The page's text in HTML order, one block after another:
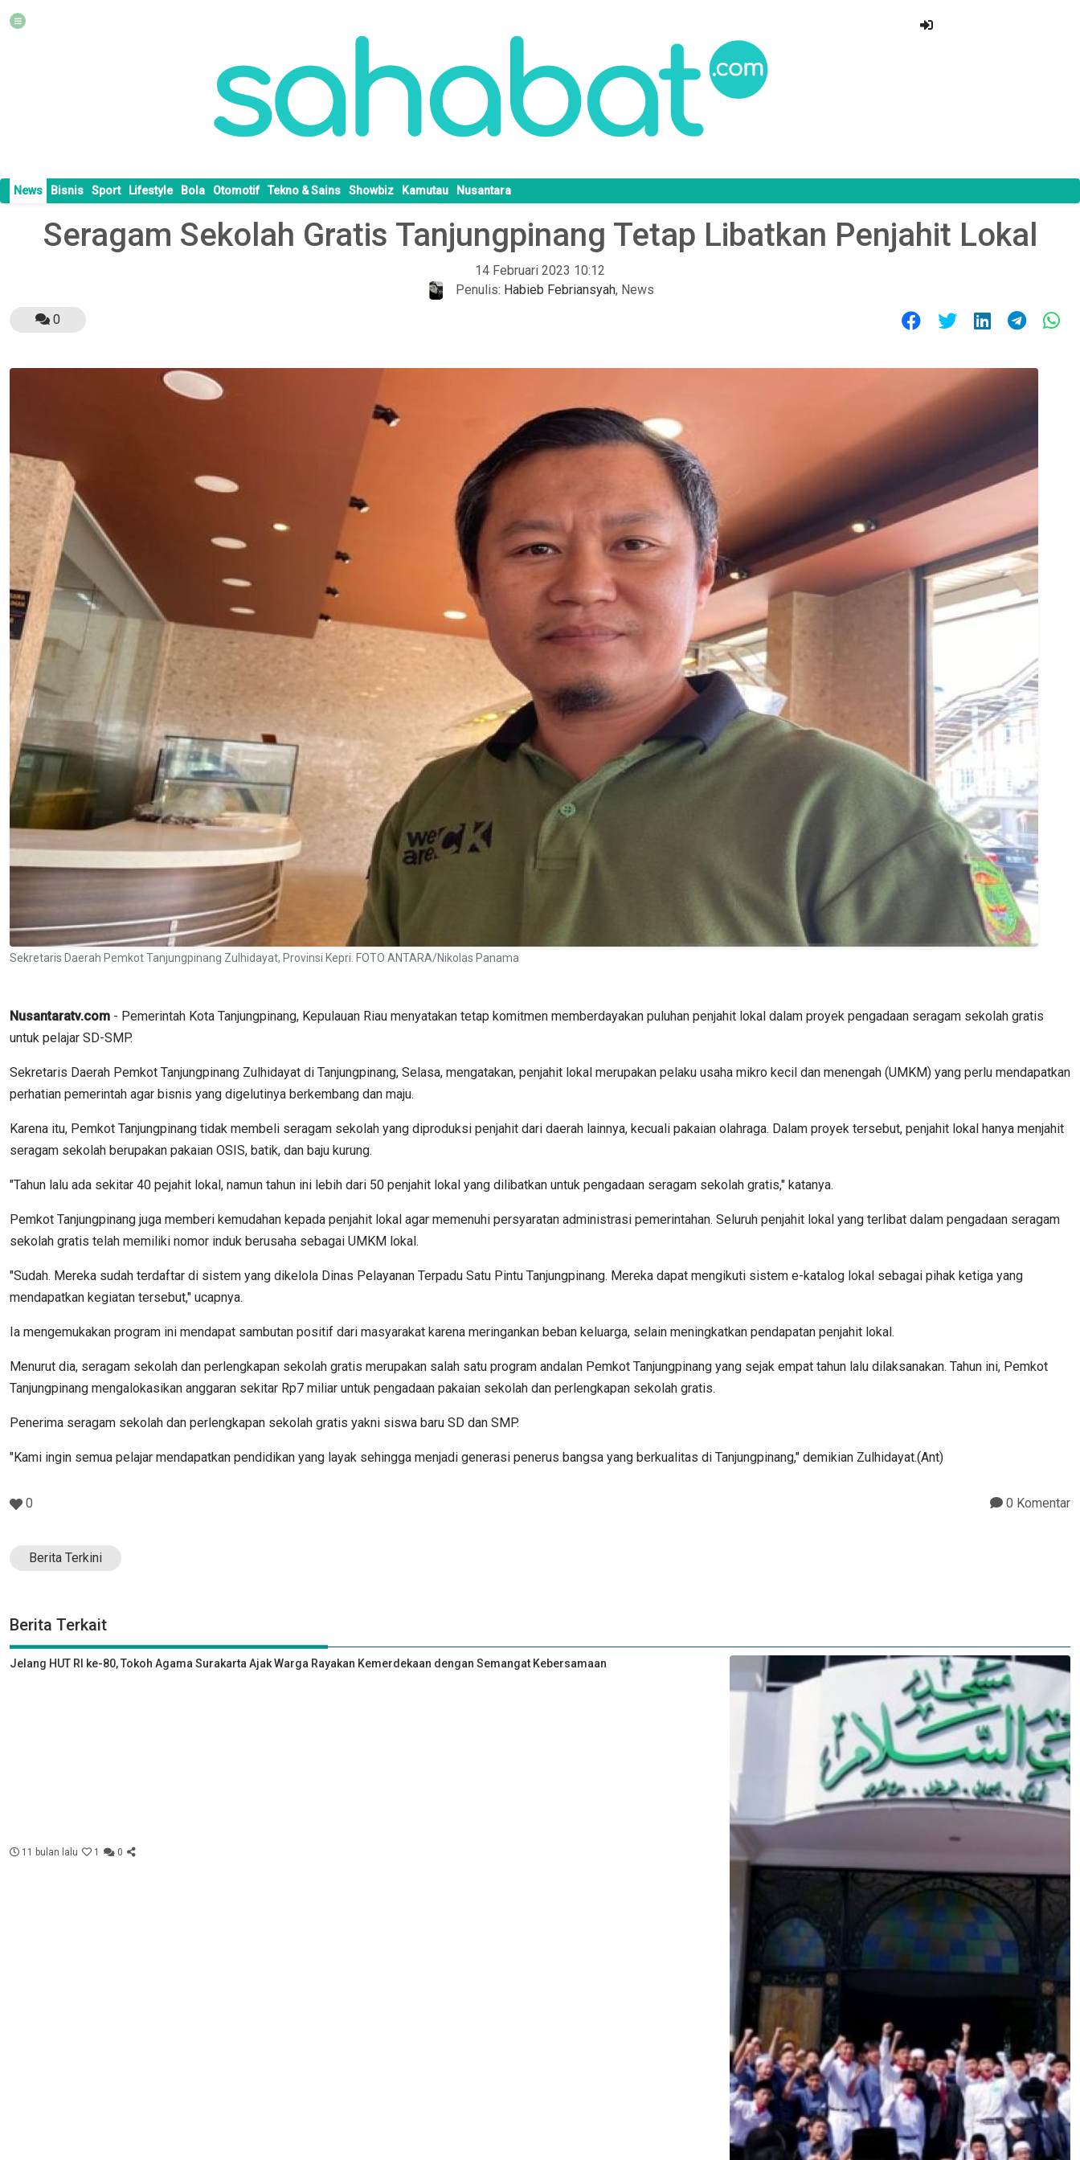
News Bisnis Sport Lifestyle Bola Otomotif Tekno & Sains Showbiz Kamutau Nusantara
Seragam Sekolah Gratis Tanjungpinang Tetap Libatkan Penjahit Lokal
14 Februari 2023 10:12
Penulis: Habieb Febriansyah, News
0
Sekretaris Daerah Pemkot Tanjungpinang Zulhidayat, Provinsi Kepri. FOTO ANTARA/Nikolas Panama
Nusantaratv.com - Pemerintah Kota Tanjungpinang, Kepulauan Riau menyatakan tetap komitmen memberdayakan puluhan penjahit lokal dalam proyek pengadaan seragam sekolah gratis
untuk pelajar SD-SMP.
Sekretaris Daerah Pemkot Tanjungpinang Zulhidayat di Tanjungpinang, Selasa, mengatakan, penjahit lokal merupakan pelaku usaha mikro kecil dan menengah (UMKM) yang perlu mendapatkan
perhatian pemerintah agar bisnis yang digelutinya berkembang dan maju.
Karena itu, Pemkot Tanjungpinang tidak membeli seragam sekolah yang diproduksi penjahit dari daerah lainnya, kecuali pakaian olahraga. Dalam proyek tersebut, penjahit lokal hanya menjahit
seragam sekolah berupakan pakaian OSIS, batik, dan baju kurung.
"Tahun lalu ada sekitar 40 pejahit lokal, namun tahun ini lebih dari 50 penjahit lokal yang dilibatkan untuk pengadaan seragam sekolah gratis," katanya.
Pemkot Tanjungpinang juga memberi kemudahan kepada penjahit lokal agar memenuhi persyaratan administrasi pemerintahan. Seluruh penjahit lokal yang terlibat dalam pengadaan seragam
sekolah gratis telah memiliki nomor induk berusaha sebagai UMKM lokal.
"Sudah. Mereka sudah terdaftar di sistem yang dikelola Dinas Pelayanan Terpadu Satu Pintu Tanjungpinang. Mereka dapat mengikuti sistem e-katalog lokal sebagai pihak ketiga yang
mendapatkan kegiatan tersebut," ucapnya.
Ia mengemukakan program ini mendapat sambutan positif dari masyarakat karena meringankan beban keluarga, selain meningkatkan pendapatan penjahit lokal.
Menurut dia, seragam sekolah dan perlengkapan sekolah gratis merupakan salah satu program andalan Pemkot Tanjungpinang yang sejak empat tahun lalu dilaksanakan. Tahun ini, Pemkot
Tanjungpinang mengalokasikan anggaran sekitar Rp7 miliar untuk pengadaan pakaian sekolah dan perlengkapan sekolah gratis.
Penerima seragam sekolah dan perlengkapan sekolah gratis yakni siswa baru SD dan SMP.
"Kami ingin semua pelajar mendapatkan pendidikan yang layak sehingga menjadi generasi penerus bangsa yang berkualitas di Tanjungpinang," demikian Zulhidayat.(Ant)
0 0 Komentar
Berita Terkini
Berita Terkait
Jelang HUT RI ke-80, Tokoh Agama Surakarta Ajak Warga Rayakan Kemerdekaan dengan Semangat Kebersamaan
11 bulan lalu 1 0